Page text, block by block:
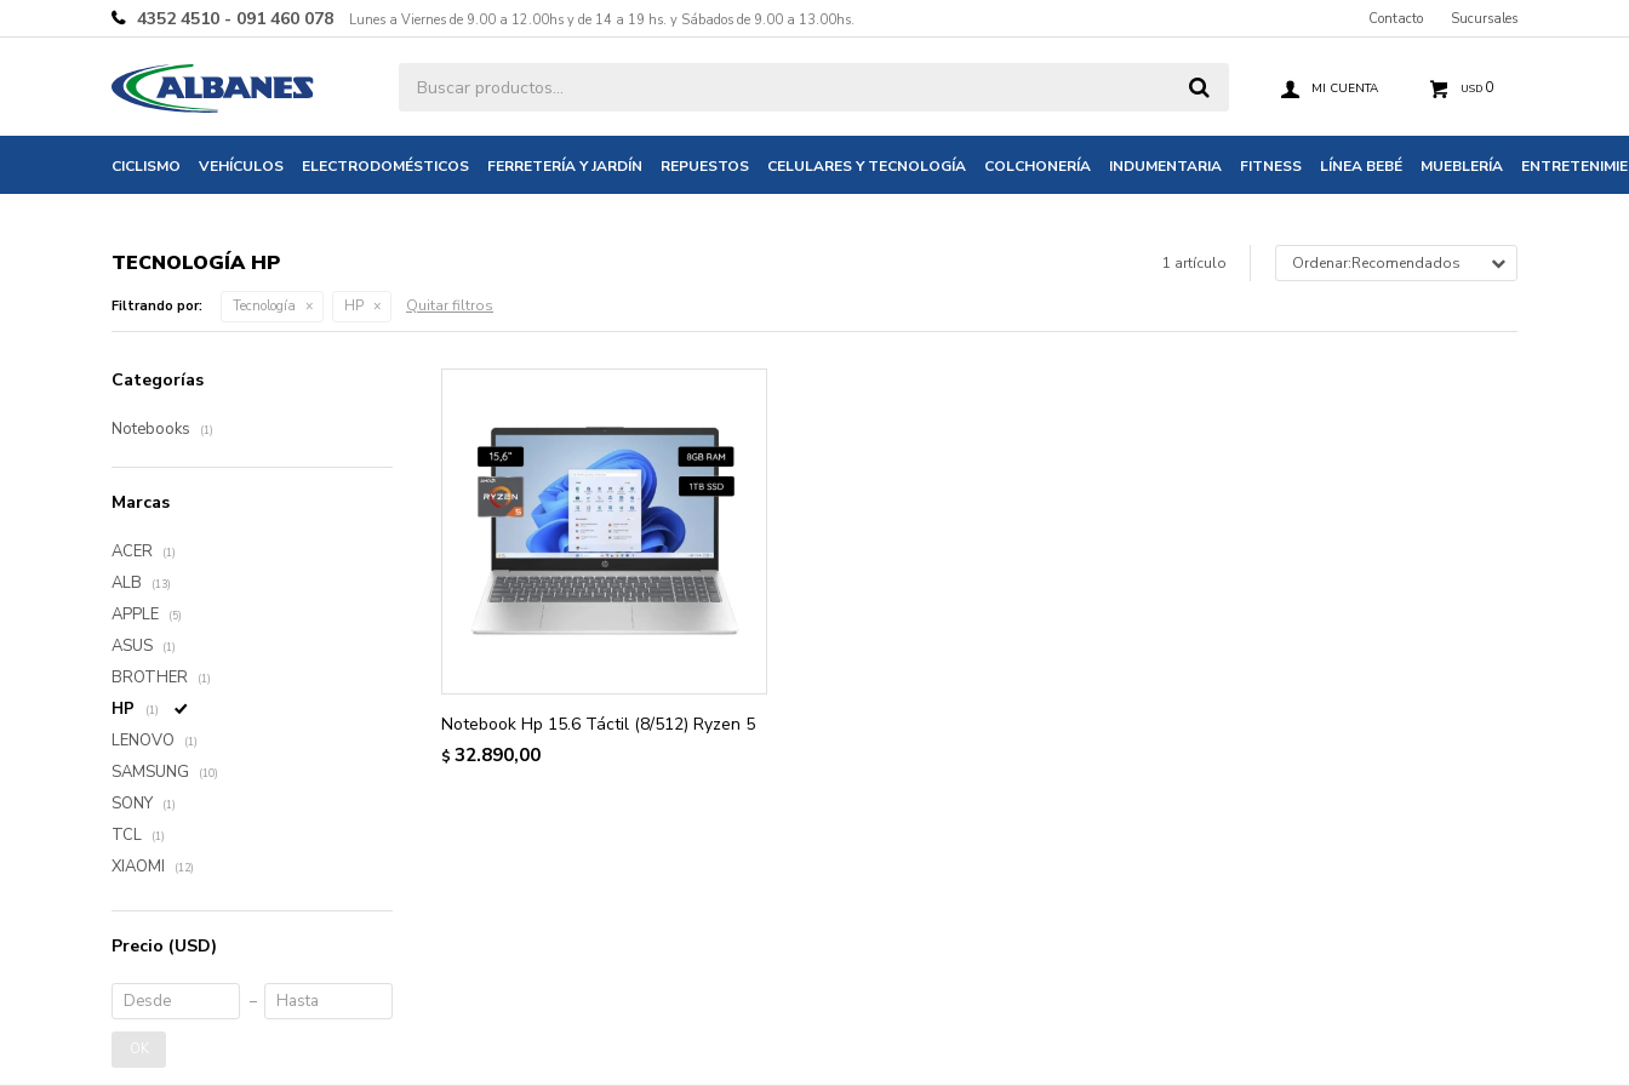
CICLISMO VEHÍCULOS ELECTRODOMÉSTICOS FERRETERÍA Y JARDÍN REPUESTOS CELULARES Y TECNOLOGÍA COLCHONERÍA INDUMENTARIA FITNESS LÍNEA BEBÉ MUEBLERÍA
USD 0
4352 4510 - 091 460 078 Lunes a Viernes de 9.00 a 12.00hs y de 14 a 19 hs. y Sábados de 9.00 a 13.00hs. Contacto Sucursales
TECNOLOGÍA HP 1 artículo Recomendados
Filtrando por: Tecnología HP Quitar filtros
Notebook Hp 15.6 Táctil (8/512) Ryzen 5
$ 32.890,00
Categorías
Notebooks (1)
Marcas
ACER (1)
ALB (13)
APPLE (5)
ASUS (1)
BROTHER (1)
HP (1)
LENOVO (1)
SAMSUNG (10)
SONY (1)
TCL (1)
XIAOMI (12)
Precio (USD)
OK